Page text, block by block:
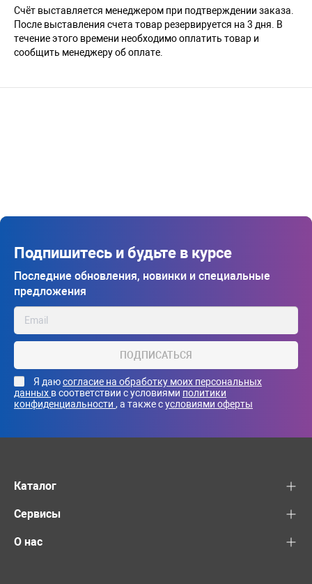
Счёт выставляется менеджером при подтверждении заказа.
После выставления счета товар резервируется на 3 дня. В
течение этого времени необходимо оплатить товар и
сообщить менеджеру об оплате.
Подпишитесь и будьте в курсе
Последние обновления, новинки и специальные
предложения
ПОДПИСАТЬСЯ
Я даюсогласие на обработку моих персональных
данных в соответствии с условиями политики
конфиденциальности , а также сусловиями оферты
Каталог
Сервисы
О нас